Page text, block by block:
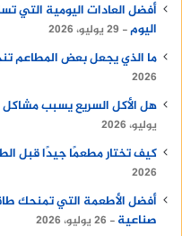
أفضل العادات اليومية
اليوم
29 يوليو، 2026
ما الذي يجعل بعض المطاعم
2026
هل الأكل السريع يسبب
يوليو، 2026
كيف تختار مطعمًا جيدًا قبل
2026
أفضل الأطعمة التي تمنحك
صناعية
26 يوليو، 2026